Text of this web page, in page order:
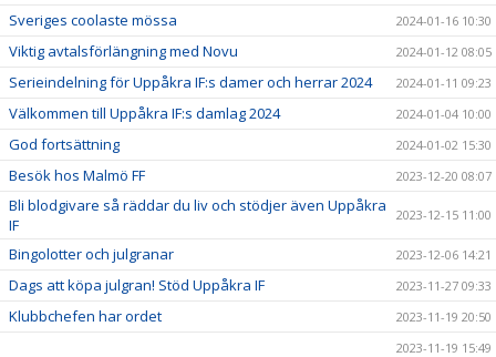
Sveriges coolaste mössa 2024-01-16 10:30
Viktig avtalsförlängning med Novu 2024-01-12 08:05
Serieindelning för Uppåkra IF:s damer och herrar 2024 2024-01-11 09:23
Välkommen till Uppåkra IF:s damlag 2024 2024-01-04 10:00
God fortsättning 2024-01-02 15:30
Besök hos Malmö FF 2023-12-20 08:07
Bli blodgivare så räddar du liv och stödjer även Uppåkra
IF
2023-12-15 11:00
Bingolotter och julgranar 2023-12-06 14:21
Dags att köpa julgran! Stöd Uppåkra IF 2023-11-27 09:33
Klubbchefen har ordet
2023-11-19 20:50
2023-11-19 15:49